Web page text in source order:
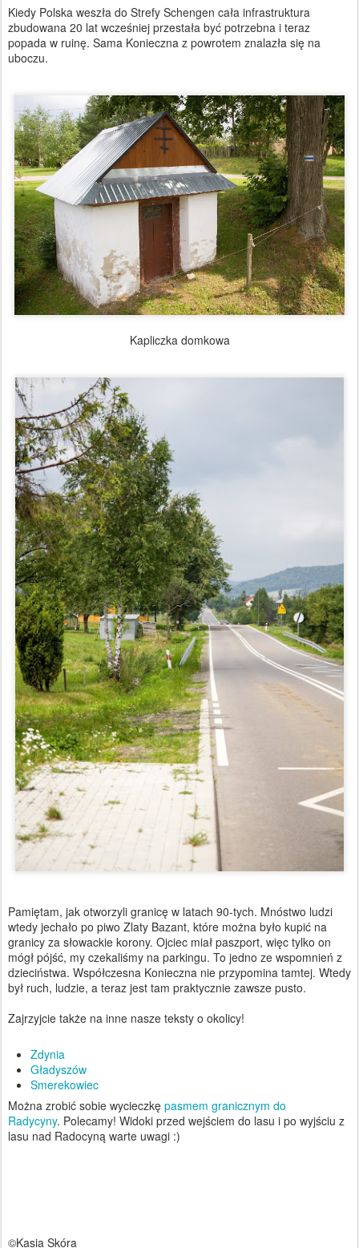
Kiedy Polska weszła do Strefy Schengen cała infrastruktura
zbudowana 20 lat wcześniej przestała być potrzebna i teraz
popada w ruinę. Sama Konieczna z powrotem znalazła się na
uboczu.
Kapliczka domkowa
Pamiętam, jak otworzyli granicę w latach 90-tych. Mnóstwo ludzi
wtedy jechało po piwo Zlaty Bazant, które można było kupić na
granicy za słowackie korony. Ojciec miał paszport, więc tylko on
mógł pójść, my czekaliśmy na parkingu. To jedno ze wspomnień z
dzieciństwa. Współczesna Konieczna nie przypomina tamtej. Wtedy
był ruch, ludzie, a teraz jest tam praktycznie zawsze pusto.
Zajrzyjcie także na inne nasze teksty o okolicy!
Zdynia
Gładyszów
Smerekowiec
Można zrobić sobie wycieczkę pasmem granicznym do
Radycyny. Polecamy! Widoki przed wejściem do lasu i po wyjściu z
lasu nad Radocyną warte uwagi :)
©Kasia Skóra